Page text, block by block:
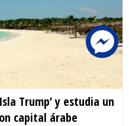
Trump’ y estudia un
capital árabe